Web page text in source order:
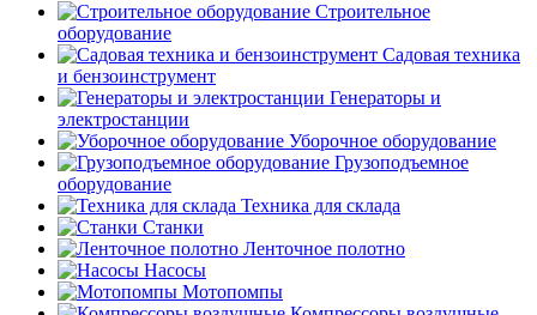
Строительное
оборудование
Садовая техника
и бензоинструмент
Генераторы и
электростанции
Уборочное оборудование
Грузоподъемное
оборудование
Техника для склада
Станки
Ленточное полотно
Насосы
Мотопомпы